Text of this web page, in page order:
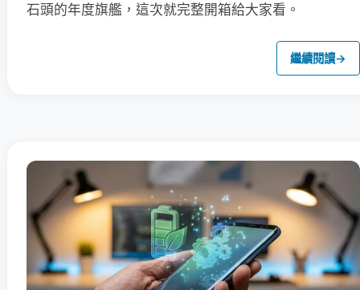
石頭的年度旗艦，這次就完整開箱給大家看。
繼續閱讀→